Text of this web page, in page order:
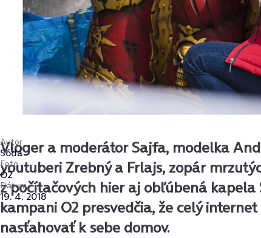
Autor
Sóda
Foto
O2
Dátum
19. 4. 2018
Vloger a moderátor Sajfa, modelka
youtuberi Zrebný a Frlajs, zopár
z počítačových hier aj obľúbená kapela
kampani O2 presvedčia, že celý
nasťahovať k sebe domov.